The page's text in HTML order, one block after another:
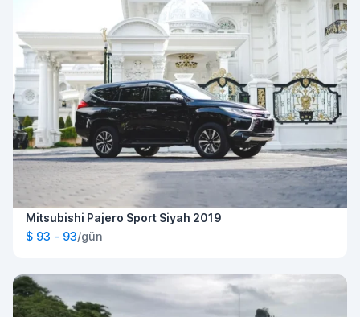
Mitsubishi Pajero Sport Siyah 2019
$ 93 - 93/gün